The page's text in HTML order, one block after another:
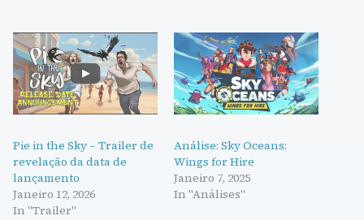
Pie in the Sky – Trailer de
revelação da data de
lançamento
Janeiro 12, 2026
In "Trailer"
Análise: Sky Oceans:
Wings for Hire
Janeiro 7, 2025
In "Análises"